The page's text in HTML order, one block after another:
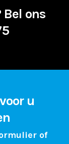
Bel ons
u
of